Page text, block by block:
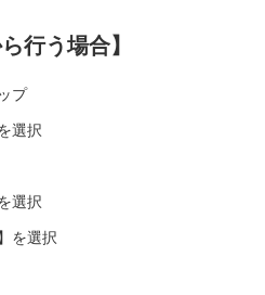
行う場合】
プ
選択
選択
を選択